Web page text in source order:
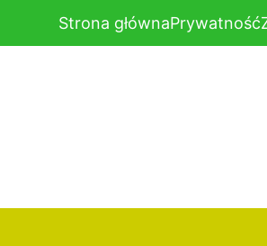
Strona głównaPrywatność